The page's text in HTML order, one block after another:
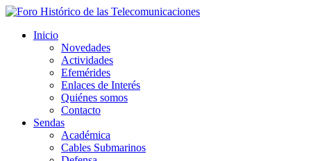
Inicio
Novedades
Actividades
Efemérides
Enlaces de Interés
Quiénes somos
Contacto
Sendas
Académica
Cables Submarinos